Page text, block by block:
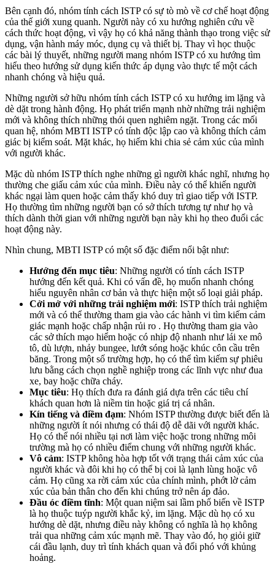
Bên cạnh đó, nhóm tính cách ISTP có sự tò mò về cơ chế hoạt động
của thế giới xung quanh. Người này có xu hướng nghiên cứu về
cách thức hoạt động, vì vậy họ có khả năng thành thạo trong việc sử
dụng, vận hành máy móc, dụng cụ và thiết bị. Thay vì học thuộc
các bài lý thuyết, những người mang nhóm ISTP có xu hướng tìm
hiểu theo hướng sử dụng kiến ​​thức áp dụng vào thực tế một cách
nhanh chóng và hiệu quả.
Những người sở hữu nhóm tính cách ISTP có xu hướng im lặng và
dè dặt trong hành động. Họ phát triển mạnh nhờ những trải nghiệm
mới và không thích những thói quen nghiêm ngặt. Trong các mối
quan hệ, nhóm MBTI ISTP có tính độc lập cao và không thích cảm
giác bị kiểm soát. Mặt khác, họ hiếm khi chia sẻ cảm xúc của mình
với người khác.
Mặc dù nhóm ISTP thích nghe những gì người khác nghĩ, nhưng họ
thường che giấu cảm xúc của mình. Điều này có thể khiến người
khác ngại làm quen hoặc cảm thấy khó duy trì giao tiếp với ISTP.
Họ thường tìm những người bạn có sở thích tương tự như họ và
thích dành thời gian với những người bạn này khi họ theo đuổi các
hoạt động này.
Nhìn chung, MBTI ISTP có một số đặc điểm nổi bật như:
Hướng đến mục tiêu: Những người có tính cách ISTP
hướng đến kết quả. Khi có vấn đề, họ muốn nhanh chóng
hiểu nguyên nhân cơ bản và thực hiện một số loại giải pháp.
Cởi mở với những trải nghiệm mới: ISTP thích trải nghiệm
mới và có thể thường tham gia vào các hành vi tìm kiếm cảm
giác mạnh hoặc chấp nhận rủi ro . Họ thường tham gia vào
các sở thích mạo hiểm hoặc có nhịp độ nhanh như lái xe mô
tô, dù lượn, nhảy bungee, lướt sóng hoặc khúc côn cầu trên
băng. Trong một số trường hợp, họ có thể tìm kiếm sự phiêu
lưu bằng cách chọn nghề nghiệp trong các lĩnh vực như đua
xe, bay hoặc chữa cháy.
Mục tiêu: Họ thích đưa ra đánh giá dựa trên các tiêu chí
khách quan hơn là niềm tin hoặc giá trị cá nhân.
Kín tiếng và điềm đạm: Nhóm ISTP thường được biết đến là
những người ít nói nhưng có thái độ dễ dãi với người khác.
Họ có thể nói nhiều tại nơi làm việc hoặc trong những môi
trường mà họ có nhiều điểm chung với những người khác.
Vô cảm: ISTP không hòa hợp tốt với trạng thái cảm xúc của
người khác và đôi khi họ có thể bị coi là lạnh lùng hoặc vô
cảm. Họ cũng xa rời cảm xúc của chính mình, phớt lờ cảm
xúc của bản thân cho đến khi chúng trở nên áp đảo.
Đầu óc điềm tĩnh: Một quan niệm sai lầm phổ biến về ISTP
là họ thuộc tuýp người khắc kỷ, im lặng. Mặc dù họ có xu
hướng dè dặt, nhưng điều này không có nghĩa là họ không
trải qua những cảm xúc mạnh mẽ. Thay vào đó, họ giỏi giữ
cái đầu lạnh, duy trì tính khách quan và đối phó với khủng
hoảng.